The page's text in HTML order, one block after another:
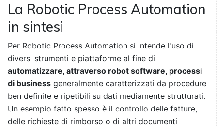
La Robotic Process Automation
in sintesi
Per Robotic Process Automation si intende l'uso di
diversi strumenti e piattaforme al fine di
automatizzare, attraverso robot software, processi
di business generalmente caratterizzati da procedure
ben definite e ripetibili su dati mediamente strutturati.
Un esempio fatto spesso è il controllo delle fatture,
delle richieste di rimborso o di altri documenti